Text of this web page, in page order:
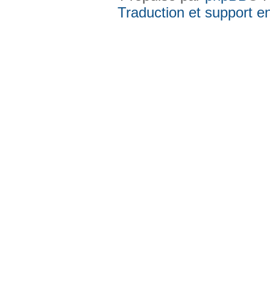
Traduction et support